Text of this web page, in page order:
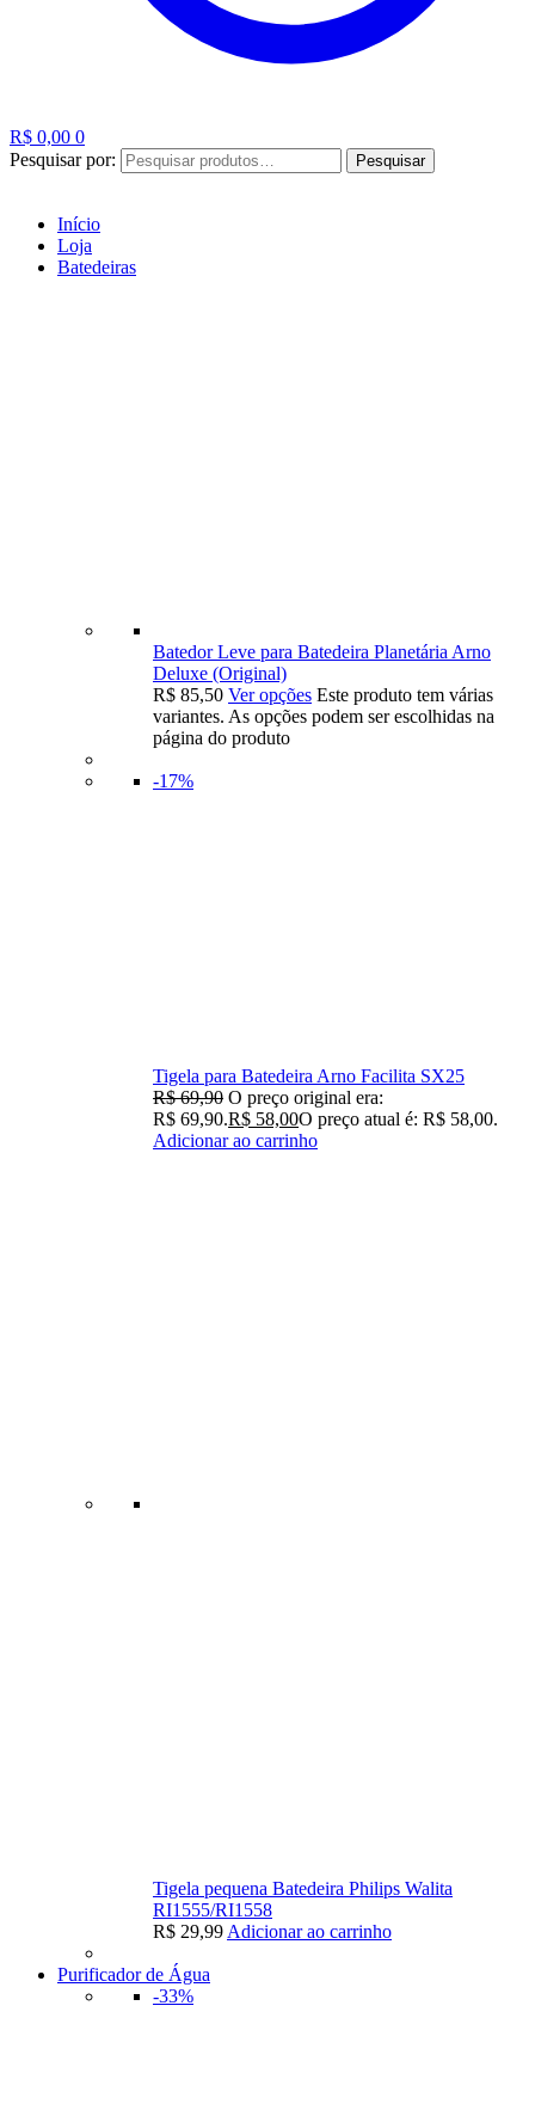
R$ 0,00 0
Pesquisar por:
Pesquisar
Início
Loja
Batedeiras
Batedor Leve para Batedeira Planetária Arno
Deluxe (Original)
R$ 85,50 Ver opções Este produto tem várias
variantes. As opções podem ser escolhidas na
página do produto
-17%
Tigela para Batedeira Arno Facilita SX25
R$69,90 O preço original era:
R$ 69,90.R$ 58,00O preço atual é: R$ 58,00.
Adicionar ao carrinho
Tigela pequena Batedeira Philips Walita
RI1555/RI1558
R$ 29,99 Adicionar ao carrinho
Purificador de Água
-33%